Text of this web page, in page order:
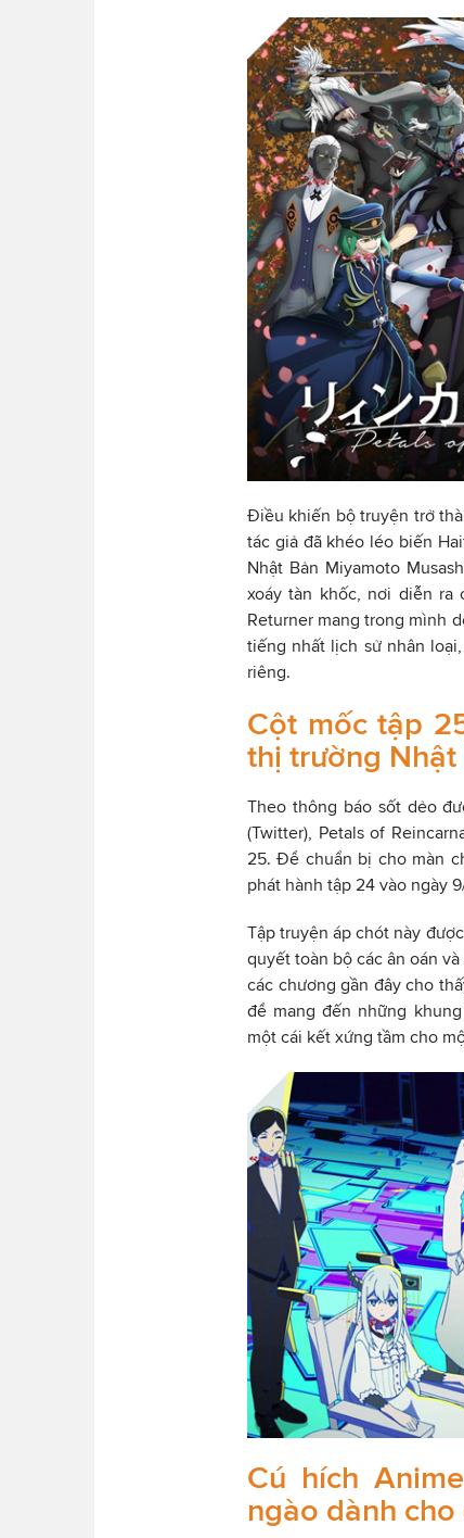
Điều khiến bộ truyện trở
tác giả đã khéo léo biến
Nhật Bản Miyamoto
xoáy tàn khốc, nơi diễn ra
Returner mang trong mình
tiếng nhất lịch sử nhân
riêng.
Cột mốc tập
thị trường Nhật
Theo thông báo sốt dẻo
(Twitter), Petals of
25. Để chuẩn bị cho màn
phát hành tập 24 vào ngày
Tập truyện áp chót này
quyết toàn bộ các ân oán
các chương gần đây cho
để mang đến những
một cái kết xứng tầm cho
Cú hích
ngào dành